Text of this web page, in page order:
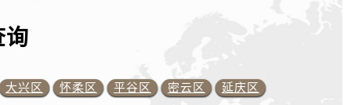
询
大兴区 怀柔区 平谷区 密云区 延庆区